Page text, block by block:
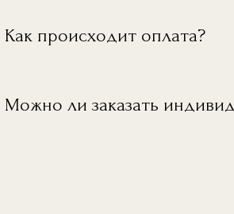
Как происходит оплата?
Можно ли заказать